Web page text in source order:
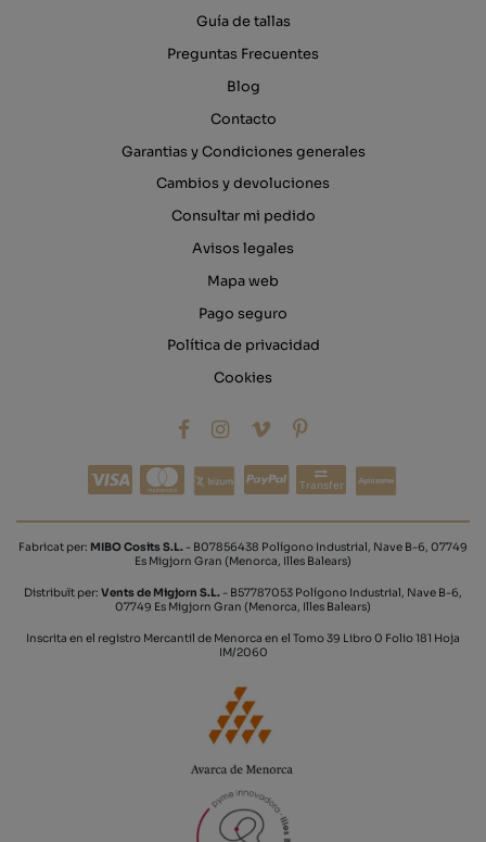
Guía de tallas
Preguntas Frecuentes
Blog
Contacto
Garantias y Condiciones generales
Cambios y devoluciones
Consultar mi pedido
Avisos legales
Mapa web
Pago seguro
Política de privacidad
Cookies
Transfer
Fabricat per: MIBO Cosits S.L. - B07856438 Polígono Industrial, Nave B-6, 07749
Es Migjorn Gran (Menorca, Illes Balears)
Distribuït per: Vents de Migjorn S.L. - B57787053 Polígono Industrial, Nave B-6,
07749 Es Migjorn Gran (Menorca, Illes Balears)
Inscrita en el registro Mercantil de Menorca en el Tomo 39 Libro 0 Folio 181 Hoja
IM/2060